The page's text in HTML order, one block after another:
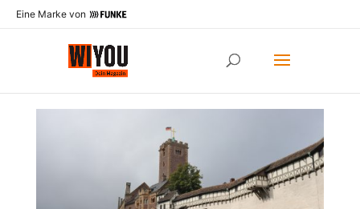
Eine Marke von